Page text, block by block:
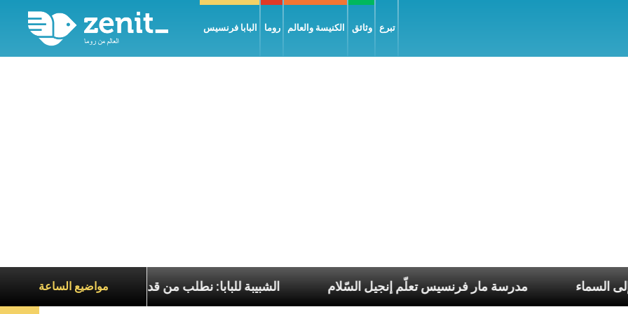
البابا فرنسيس روما الكنيسة والعالم وثائق تبرع
مواضيع الساعة
الشبيبة للبابا: نطلب من قداستكم أن تصلّوا كي مدرسة مار فرنسيس تعلّم إنجيل السّلام مريم إلى السماء